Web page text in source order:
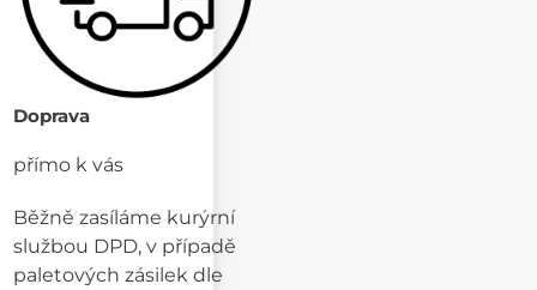
Doprava
přímo k vás
Běžně zasíláme kurýrní
službou DPD, v případě
paletových zásilek dle